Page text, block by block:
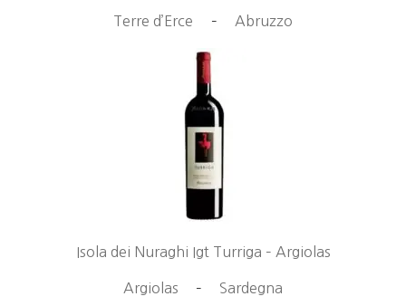
Terre d’Erce – Abruzzo
Isola dei Nuraghi Igt Turriga – Argiolas
Argiolas – Sardegna